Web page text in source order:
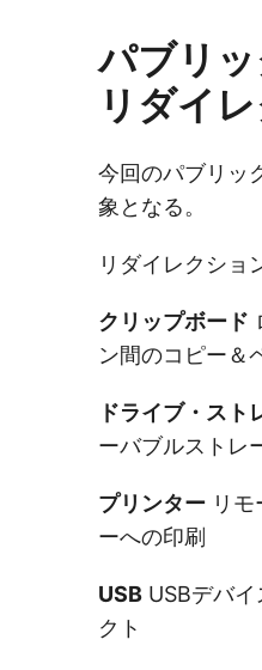
パブリ
リダイ
今回のパブリッ
象となる。
リダイレクショ
クリップボード
ン間のコピー＆
ドライブ・スト
ーバブルストレ
プリンター リ
ーへの印刷
USB USBデバ
クト